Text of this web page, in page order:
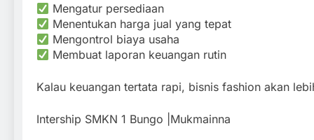
Mengatur persediaan
Menentukan harga jual yang tepat
Mengontrol biaya usaha
Membuat laporan keuangan rutin
Kalau keuangan tertata rapi, bisnis fashion akan
Intership SMKN 1 Bungo |Mukmainna